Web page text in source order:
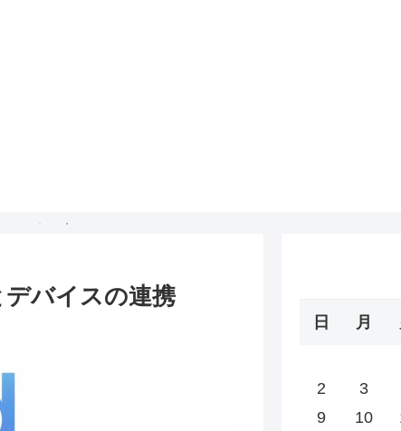
バイスの連携
日 月
2
3
9
10